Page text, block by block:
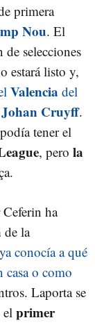
primera
Nou. El
selecciones
estará listo y,
Valencia del
Johan Cruyff.
tener el
, pero la
ha
de la
ya conocía a qué
casa o como
Laporta se
el primer